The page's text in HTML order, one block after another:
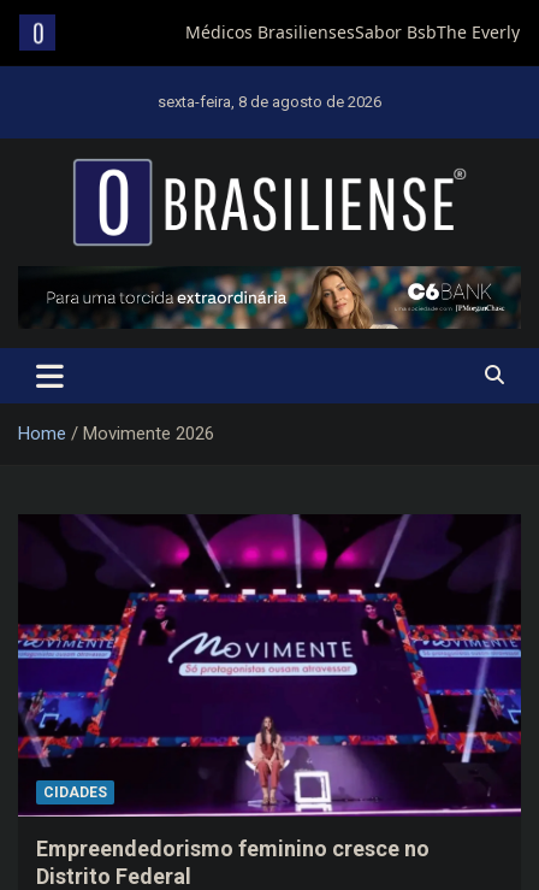
sexta-feira, 8 de agosto de 2026
Um diário de notícias que trabalha por Brasília
Home Movimente 2026
CIDADES
Empreendedorismo feminino cresce no
Distrito Federal